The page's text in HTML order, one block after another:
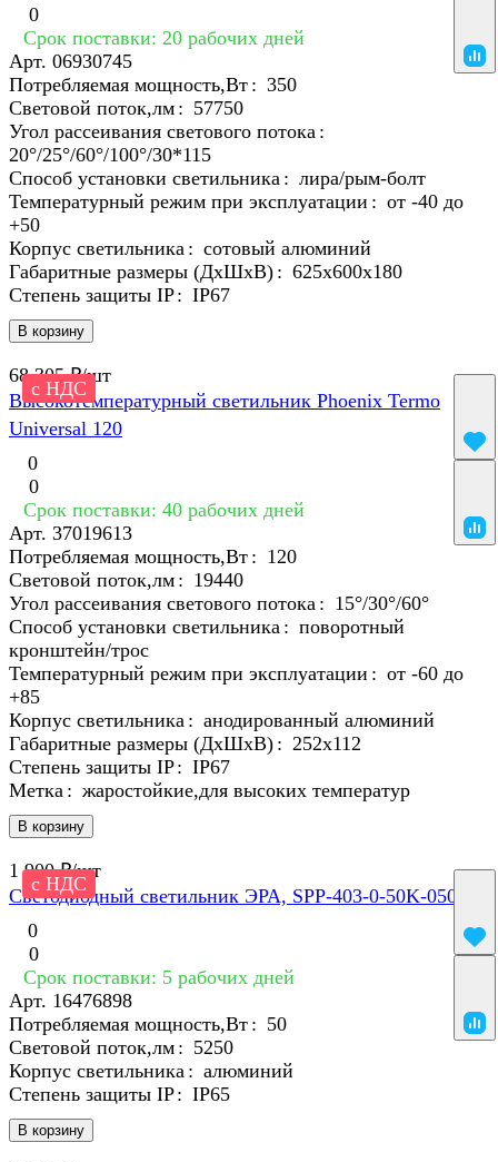
0
Срок поставки: 20 рабочих дней
Арт. 06930745
В корзину
Потребляемая мощность,Вт : 350
Световой поток,лм : 57750
Угол рассеивания светового потока :
20°/25°/60°/100°/30*115
Способ установки светильника : лира/рым-болт
Температурный режим при эксплуатации : от -40 до
+50
Корпус светильника : сотовый алюминий
Габаритные размеры (ДхШхВ) : 625x600х180
Степень защиты IP : IP67
с НДС
68 305 ₽/шт
Высокотемпературный светильник Phoenix Termo
Universal 120
0
0
Срок поставки: 40 рабочих дней
Арт. 37019613
В корзину
Потребляемая мощность,Вт : 120
Световой поток,лм : 19440
Угол рассеивания светового потока : 15°/30°/60°
Способ установки светильника : поворотный
кронштейн/трос
Температурный режим при эксплуатации : от -60 до
+85
Корпус светильника : анодированный алюминий
Габаритные размеры (ДхШхВ) : 252x112
Степень защиты IP : IP67
Метка : жаростойкие,для высоких температур
с НДС
1 900 ₽/шт
Светодиодный светильник ЭРА, SPP-403-0-50K-050
0
0
Срок поставки: 5 рабочих дней
Арт. 16476898
В корзину
Потребляемая мощность,Вт : 50
Световой поток,лм : 5250
Корпус светильника : алюминий
Степень защиты IP : IP65